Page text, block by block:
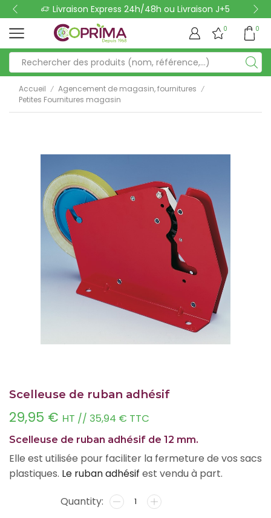
Livraison Express 24h/48h ou Livraison J+5
0 0
Accueil / Agencement de magasin, fournitures /
Petites Fournitures magasin
Scelleuse de ruban adhésif
29,95 € HT // 35,94 € TTC
Scelleuse de ruban adhésif de 12 mm.
Elle est utilisée pour faciliter la fermeture de vos sacs
plastiques. Le ruban adhésif est vendu à part.